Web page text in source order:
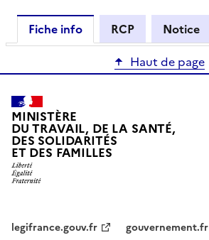
Fiche info RCP
Notice
Haut de page
MINISTÈRE
DU TRAVAIL, DE LA SANTÉ,
DES SOLIDARITÉS
ET DES FAMILLES
legifrance.gouv.fr
gouvernement.fr